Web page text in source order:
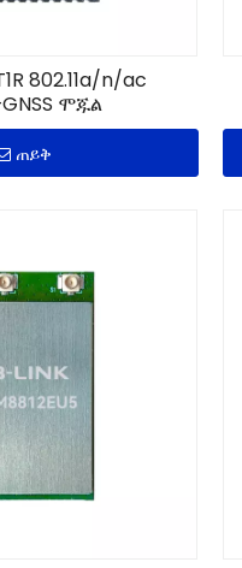
802.11a/n/ac
ሞጁል
ጠይቅ